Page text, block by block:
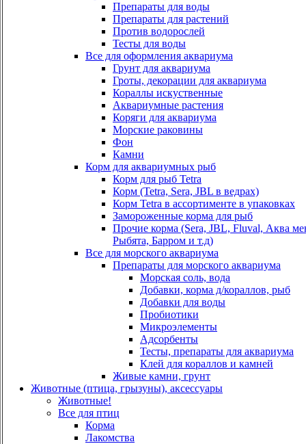
Препараты для воды
Препараты для растений
Против водорослей
Тесты для воды
Все для оформления аквариума
Грунт для аквариума
Гроты, декорации для аквариума
Кораллы искуственные
Аквариумные растения
Коряги для аквариума
Морские раковины
Фон
Камни
Корм для аквариумных рыб
Корм для рыб Tetra
Корм (Tetra, Sera, JBL в ведрах)
Корм Tetra в ассортименте в упаковках
Замороженные корма для рыб
Прочие корма (Sera, JBL, Fluval, Аква
Рыбята, Барром и т.д)
Все для морского аквариума
Препараты для морского аквариума
Морская соль, вода
Добавки, корма д/кораллов, рыб
Добавки для воды
Пробиотики
Микроэлементы
Адсорбенты
Тесты, препараты для аквариума
Клей для кораллов и камней
Живые камни, грунт
Животные (птица, грызуны), аксессуары
Животные!
Все для птиц
Корма
Лакомства